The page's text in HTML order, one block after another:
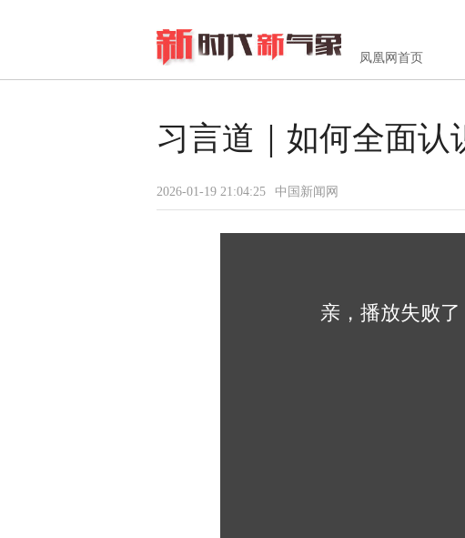
凤凰网首页
习言道｜如何全面
2026-01-19 21:04:25 中国新闻网
亲，播放失败了